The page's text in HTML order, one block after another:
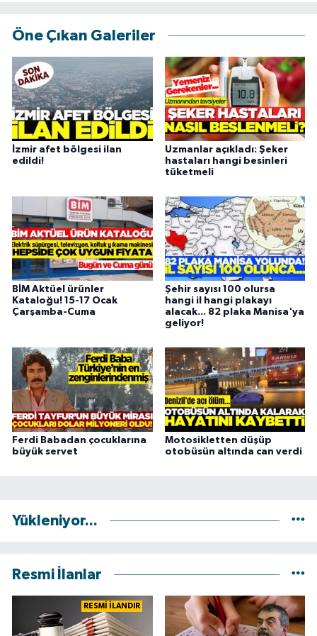
Öne Çıkan Galeriler
İzmir afet bölgesi ilan
edildi!
Uzmanlar açıkladı: Şeker
hastaları hangi besinleri
tüketmeli
BİM Aktüel ürünler
Kataloğu! 15-17 Ocak
Çarşamba-Cuma
Şehir sayısı 100 olursa
hangi il hangi plakayı
alacak... 82 plaka Manisa'ya
geliyor!
Ferdi Babadan çocuklarına
büyük servet
Motosikletten düşüp
otobüsün altında can verdi
Yükleniyor...
Resmi İlanlar
RESMİ İLANDIR